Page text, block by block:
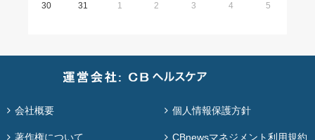
30 31 1 2 3 4 5
会社概要 個人情報保護方針
著作権について CBnewsマネジメント利用規約